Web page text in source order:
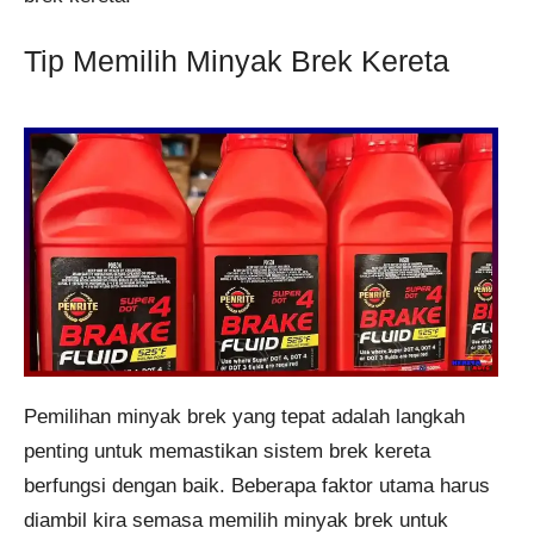
Tip Memilih Minyak Brek Kereta
Pemilihan minyak brek yang tepat adalah langkah
penting untuk memastikan sistem brek kereta
berfungsi dengan baik. Beberapa faktor utama harus
diambil kira semasa memilih minyak brek untuk